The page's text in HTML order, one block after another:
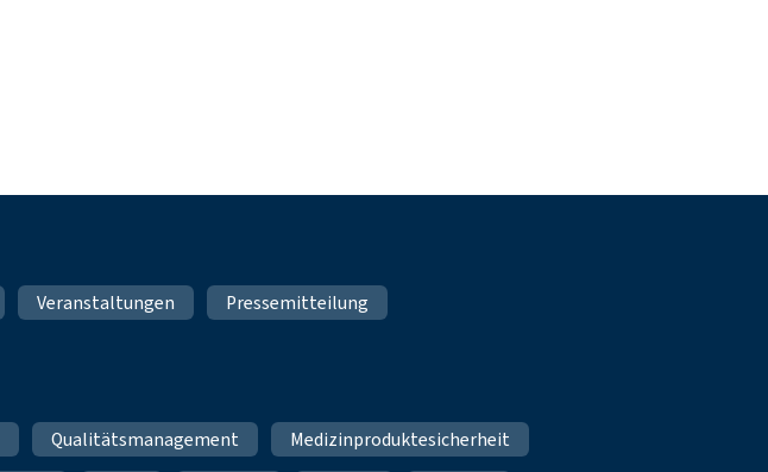
Veranstaltungen Pressemitteilung
Qualitätsmanagement
Medizinproduktesicherheit